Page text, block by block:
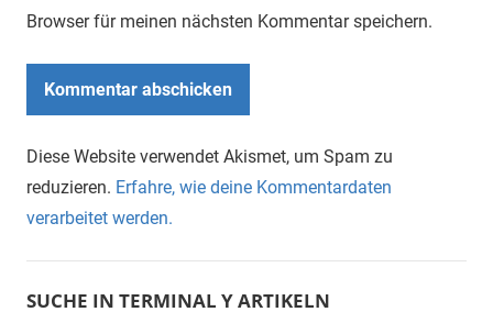
Browser für meinen nächsten Kommentar speichern.
Diese Website verwendet Akismet, um Spam zu
reduzieren. Erfahre, wie deine Kommentardaten
verarbeitet werden.
SUCHE IN TERMINAL Y ARTIKELN